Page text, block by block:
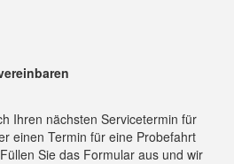
Ihren nächsten Servicetermin für
einen Termin für eine Probefahrt
Sie das Formular aus und wir